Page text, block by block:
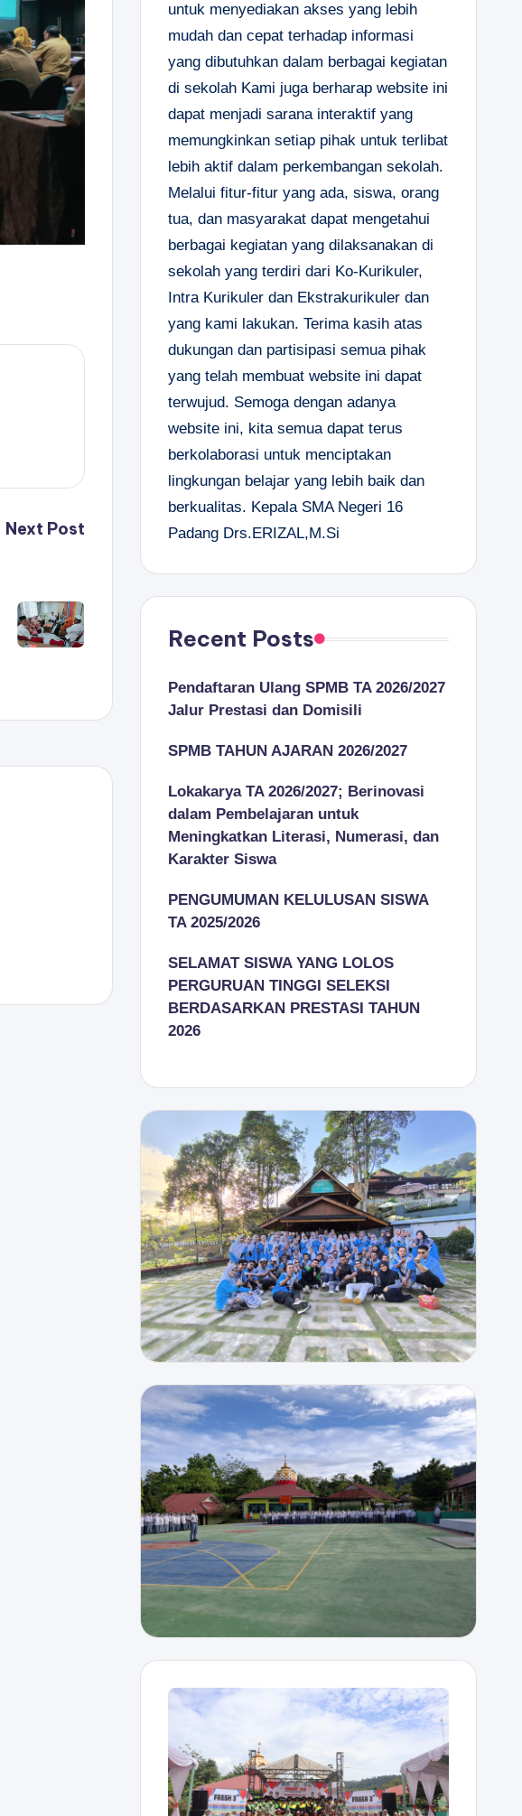
Next Post
untuk menyediakan akses yang lebih
mudah dan cepat terhadap informasi
yang dibutuhkan dalam berbagai kegiatan
di sekolah Kami juga berharap website ini
dapat menjadi sarana interaktif yang
memungkinkan setiap pihak untuk terlibat
lebih aktif dalam perkembangan sekolah.
Melalui fitur-fitur yang ada, siswa, orang
tua, dan masyarakat dapat mengetahui
berbagai kegiatan yang dilaksanakan di
sekolah yang terdiri dari Ko-Kurikuler,
Intra Kurikuler dan Ekstrakurikuler dan
yang kami lakukan. Terima kasih atas
dukungan dan partisipasi semua pihak
yang telah membuat website ini dapat
terwujud. Semoga dengan adanya
website ini, kita semua dapat terus
berkolaborasi untuk menciptakan
lingkungan belajar yang lebih baik dan
berkualitas. Kepala SMA Negeri 16
PadangDrs.ERIZAL,M.Si
Recent Posts
Pendaftaran Ulang SPMB TA 2026/2027
Jalur Prestasi dan Domisili
SPMB TAHUN AJARAN 2026/2027
Lokakarya TA 2026/2027; Berinovasi
dalam Pembelajaran untuk
Meningkatkan Literasi, Numerasi, dan
Karakter Siswa
PENGUMUMAN KELULUSAN SISWA
TA 2025/2026
SELAMAT SISWA YANG LOLOS
PERGURUAN TINGGI SELEKSI
BERDASARKAN PRESTASI TAHUN
2026